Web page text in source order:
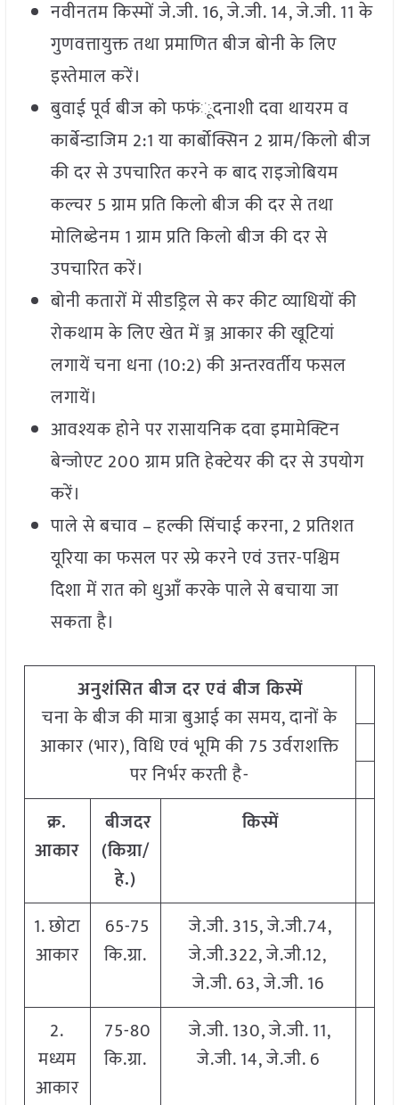
नवीनतम किस्मों जे.जी. 16, जे.जी. 14, जे.जी. 11 के
गुणवत्तायुक्त तथा प्रमाणित बीज बोनी के लिए
इस्तेमाल करें।
बुवाई पूर्व बीज को फफंूदनाशी दवा थायरम व
कार्बेन्डाजिम 2:1 या कार्बोक्सिन 2 ग्राम/किलो बीज
की दर से उपचारित करने क बाद राइजोबियम
कल्चर 5 ग्राम प्रति किलो बीज की दर से तथा
मोलिब्डेनम 1 ग्राम प्रति किलो बीज की दर से
उपचारित करें।
बोनी कतारों में सीडड्रिल से कर कीट व्याधियों की
रोकथाम के लिए खेत में ञ्ज आकार की खूटियां
लगायें चना धना (10:2) की अन्तरवर्तीय फसल
लगायें।
आवश्यक होने पर रासायनिक दवा इमामेक्टिन
बेन्जोएट 200 ग्राम प्रति हेक्टेयर की दर से उपयोग
करें।
पाले से बचाव – हल्की सिंचाई करना, 2 प्रतिशत
यूरिया का फसल पर स्प्रे करने एवं उत्तर-पश्चिम
दिशा में रात को धुआँ करके पाले से बचाया जा
सकता है।
अनुशंसित बीज दर एवं बीज किस्में
चना के बीज की मात्रा बुआई का समय, दानों के
आकार (भार), विधि एवं भूमि की 75 उर्वराशक्ति
पर निर्भर करती है-
क्र.
आकार
बीजदर
(किग्रा/
हे.)
किस्में
1. छोटा
आकार
65-75
कि.ग्रा.
जे.जी. 315, जे.जी.74,
जे.जी.322, जे.जी.12,
जे.जी. 63, जे.जी. 16
2.
मध्यम
आकार
75-80
कि.ग्रा.
जे.जी. 130, जे.जी. 11,
जे.जी. 14, जे.जी. 6